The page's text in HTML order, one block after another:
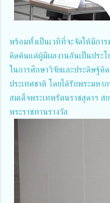
พร้อมทั้งเป็นเวทีที่จะจัดให้มีกา
คิดค้นแด่ผู้มีผลงานอันเป็นประโ
ในการศึกษาวิจัยและประดิษฐ์คิ
ประเทศชาติ โดยได้รับพระมหา
สมเด็จพระเทพรัตนราชสุดาฯ ส
พระราชทานรางวัล